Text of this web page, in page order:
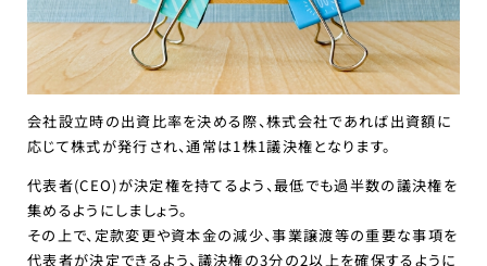
会社設立時の出資比率を決める際、株式会社であれば出資額に
応じて株式が発行され、通常は1株1議決権となります。
代表者(CEO)が決定権を持てるよう、最低でも過半数の議決権を
集めるようにしましょう。
その上で、定款変更や資本金の減少、事業譲渡等の重要な事項を
代表者が決定できるよう、議決権の3分の2以上を確保するように